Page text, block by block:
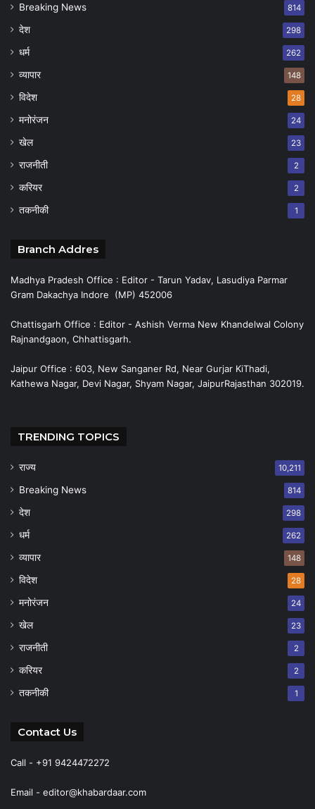
Breaking News 814
देश 298
धर्म 262
व्यापार 148
विदेश 28
मनोरंजन 24
खेल 23
राजनीती 2
करियर 2
तकनीकी 1
Branch Addres
Madhya Pradesh Office : Editor - Tarun Yadav, Lasudiya Parmar
Gram Dakachya Indore (MP) 452006
Chattisgarh Office : Editor - Ashish Verma New Khandelwal Colony
Rajnandgaon, Chhattisgarh.
Jaipur Office : 603, New Sanganer Rd, Near Gurjar KiThadi,
Kathewa Nagar, Devi Nagar, Shyam Nagar, JaipurRajasthan 302019.
TRENDING TOPICS
राज्य 10,211
Breaking News 814
देश 298
धर्म 262
व्यापार 148
विदेश 28
मनोरंजन 24
खेल 23
राजनीती 2
करियर 2
तकनीकी 1
Contact Us
Call - +91 9424472272
Email - editor@khabardaar.com